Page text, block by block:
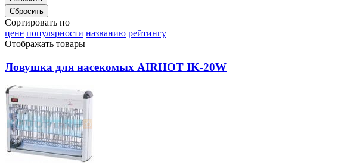
Сортировать по
цене популярности названию рейтингу
Отображать товары
Ловушка для насекомых AIRHOT IK-20W